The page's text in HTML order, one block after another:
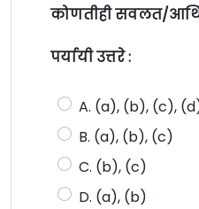
कोणतीही सवलत/
पर्यायी उत्तरे :
A. (a), (b), (c),
B. (a), (b), (c)
C. (b), (c)
D. (a), (b)